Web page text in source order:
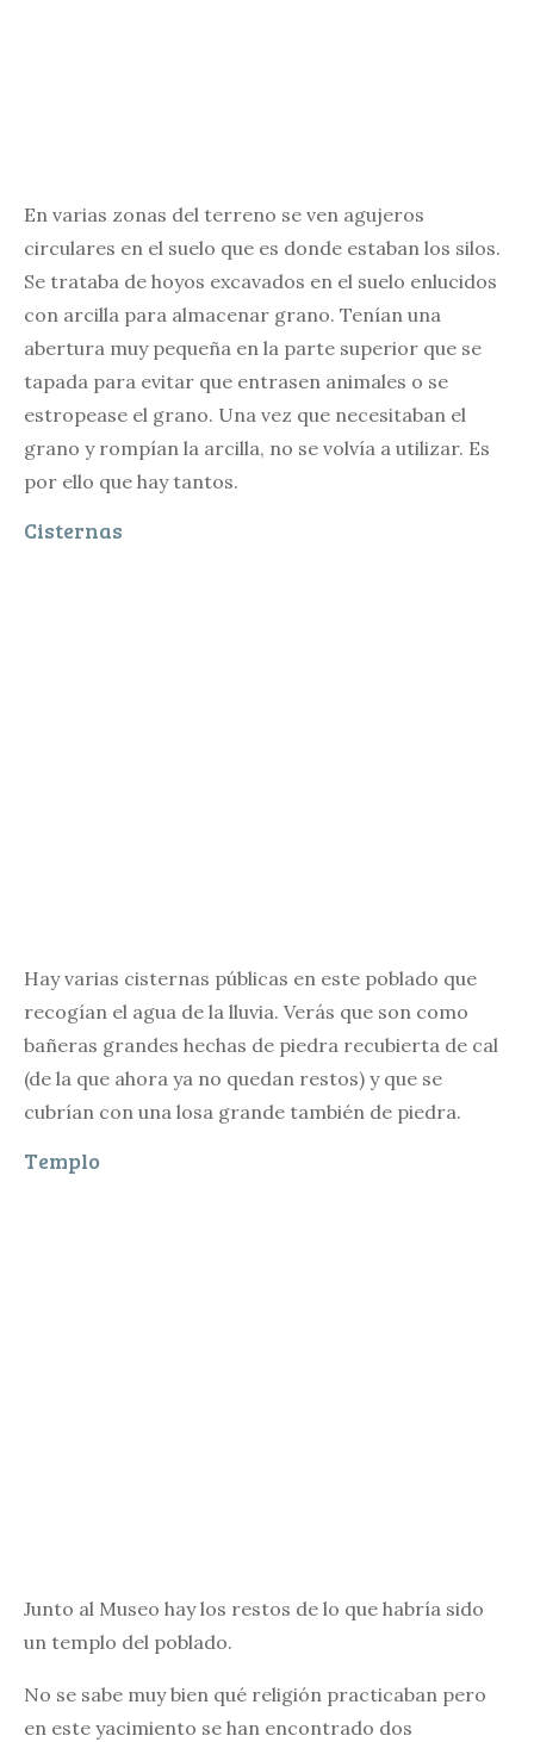
En varias zonas del terreno se ven agujeros
circulares en el suelo que es donde estaban los silos.
Se trataba de hoyos excavados en el suelo enlucidos
con arcilla para almacenar grano. Tenían una
abertura muy pequeña en la parte superior que se
tapada para evitar que entrasen animales o se
estropease el grano. Una vez que necesitaban el
grano y rompían la arcilla, no se volvía a utilizar. Es
por ello que hay tantos.
Cisternas
Hay varias cisternas públicas en este poblado que
recogían el agua de la lluvia. Verás que son como
bañeras grandes hechas de piedra recubierta de cal
(de la que ahora ya no quedan restos) y que se
cubrían con una losa grande también de piedra.
Templo
Junto al Museo hay los restos de lo que habría sido
un templo del poblado.
No se sabe muy bien qué religión practicaban pero
en este yacimiento se han encontrado dos